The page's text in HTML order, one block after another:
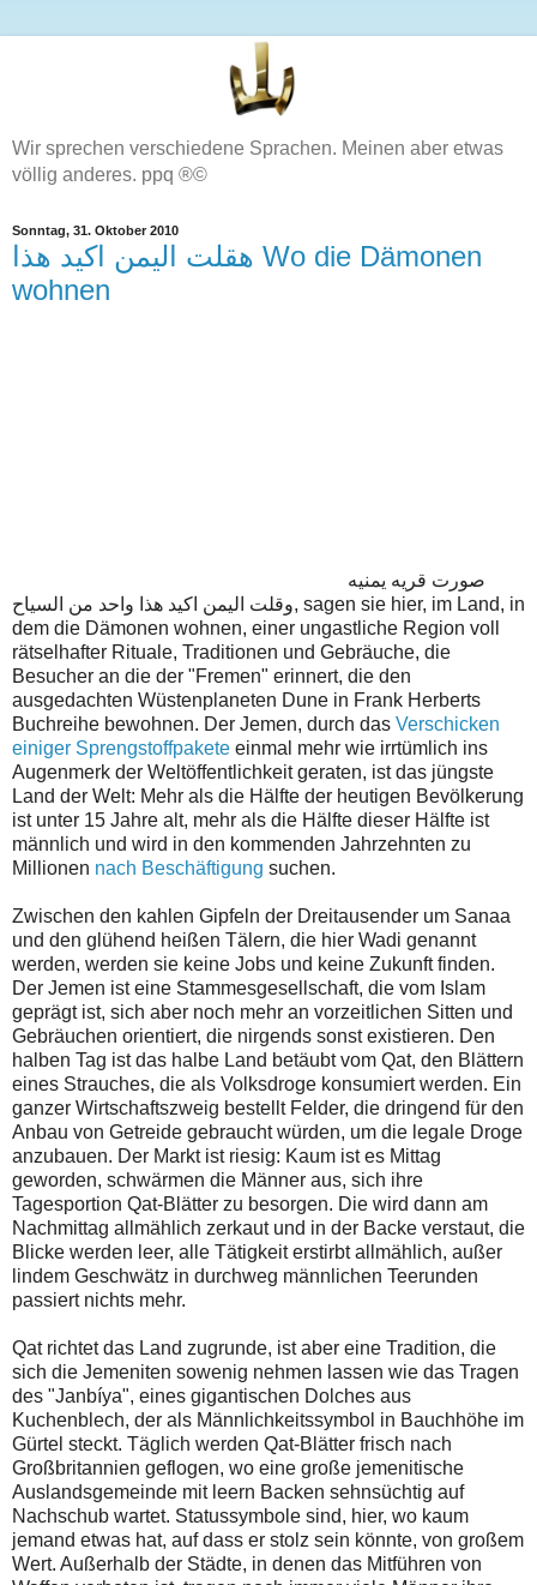
Wir sprechen verschiedene Sprachen. Meinen aber etwas
völlig anderes. ppq ®©
Sonntag, 31. Oktober 2010
هقلت اليمن اكيد هذا Wo die Dämonen
wohnen
صورت قريه يمنيه
وقلت اليمن اكيد هذا واحد من السياح, sagen sie hier, im Land, in
dem die Dämonen wohnen, einer ungastliche Region voll
rätselhafter Rituale, Traditionen und Gebräuche, die
Besucher an die der "Fremen" erinnert, die den
ausgedachten Wüstenplaneten Dune in Frank Herberts
Buchreihe bewohnen. Der Jemen, durch das Verschicken
einiger Sprengstoffpakete einmal mehr wie irrtümlich ins
Augenmerk der Weltöffentlichkeit geraten, ist das jüngste
Land der Welt: Mehr als die Hälfte der heutigen Bevölkerung
ist unter 15 Jahre alt, mehr als die Hälfte dieser Hälfte ist
männlich und wird in den kommenden Jahrzehnten zu
Millionen nach Beschäftigung suchen.
Zwischen den kahlen Gipfeln der Dreitausender um Sanaa
und den glühend heißen Tälern, die hier Wadi genannt
werden, werden sie keine Jobs und keine Zukunft finden.
Der Jemen ist eine Stammesgesellschaft, die vom Islam
geprägt ist, sich aber noch mehr an vorzeitlichen Sitten und
Gebräuchen orientiert, die nirgends sonst existieren. Den
halben Tag ist das halbe Land betäubt vom Qat, den Blättern
eines Strauches, die als Volksdroge konsumiert werden. Ein
ganzer Wirtschaftszweig bestellt Felder, die dringend für den
Anbau von Getreide gebraucht würden, um die legale Droge
anzubauen. Der Markt ist riesig: Kaum ist es Mittag
geworden, schwärmen die Männer aus, sich ihre
Tagesportion Qat-Blätter zu besorgen. Die wird dann am
Nachmittag allmählich zerkaut und in der Backe verstaut, die
Blicke werden leer, alle Tätigkeit erstirbt allmählich, außer
lindem Geschwätz in durchweg männlichen Teerunden
passiert nichts mehr.
Qat richtet das Land zugrunde, ist aber eine Tradition, die
sich die Jemeniten sowenig nehmen lassen wie das Tragen
des "Janbíya", eines gigantischen Dolches aus
Kuchenblech, der als Männlichkeitssymbol in Bauchhöhe im
Gürtel steckt. Täglich werden Qat-Blätter frisch nach
Großbritannien geflogen, wo eine große jemenitische
Auslandsgemeinde mit leern Backen sehnsüchtig auf
Nachschub wartet. Statussymbole sind, hier, wo kaum
jemand etwas hat, auf dass er stolz sein könnte, von großem
Wert. Außerhalb der Städte, in denen das Mitführen von